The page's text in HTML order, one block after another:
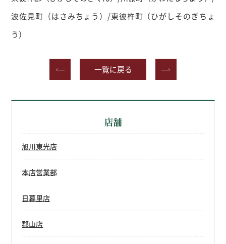
波佐見町（はさみちょう）/東彼杵町（ひがしそのぎちょ
う）
一覧に戻る
店舗
旭川東光店
本店営業部
日暮里店
郡山店